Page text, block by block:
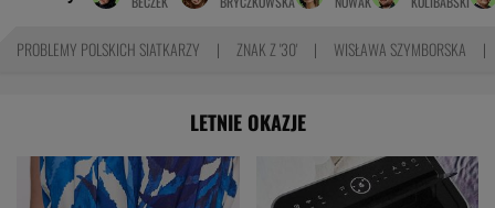
PROBLEMY POLSKICH SIATKARZY ZNAK Z '30' WISŁAWA SZYMBORSKA
LETNIE OKAZJE